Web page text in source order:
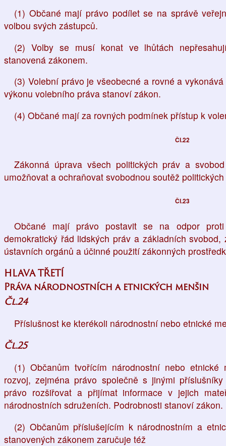
(1) Občané mají právo podílet se na správě
volbou svých zástupců.
(2) Volby se musí konat ve lhůtách
stanovená zákonem.
(3) Volební právo je všeobecné a rovné a
výkonu volebního práva stanoví zákon.
(4) Občané mají za rovných podmínek přístup k
Čl.22
Zákonná úprava všech politických práv a
umožňovat a ochraňovat svobodnou soutěž
Čl.23
Občané mají právo postavit se na odpor
demokratický řád lidských práv a základních
ústavních orgánů a účinné použití zákonných
HLAVA TŘETÍ
Práva národnostních a etnických menšin
Čl.24
Příslušnost ke kterékoli národnostní nebo etnické
Čl.25
(1) Občanům tvořícím národnostní nebo etnické
rozvoj, zejména právo společně s jinými
právo rozšiřovat a přijímat informace v jejich
národnostních sdruženích. Podrobnosti stanoví zákon.
(2) Občanům příslušejícím k národnostním a
stanovených zákonem zaručuje též